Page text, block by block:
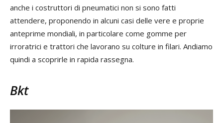
anche i costruttori di pneumatici non si sono fatti
attendere, proponendo in alcuni casi delle vere e proprie
anteprime mondiali, in particolare come gomme per
irroratrici e trattori che lavorano su colture in filari. Andiamo
quindi a scoprirle in rapida rassegna.
Bkt